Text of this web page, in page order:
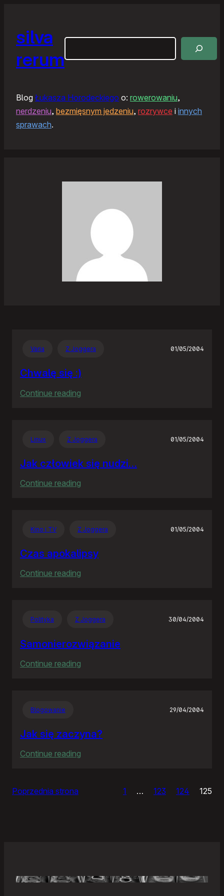
silva
rerum
Blog Łukasza Horodeckiego o: rowerowaniu,
nerdzeniu, bezmięsnym jedzeniu, rozrywce i innych
sprawach.
Varia Z Joggera 01/05/2004
Chwalę się :)
Continue reading
Linux Z Joggera 01/05/2004
Jak człowiek się nudzi…
Continue reading
nudzi…
Kino i TV Z Joggera 01/05/2004
Czas apokalipsy
Continue reading
Polityka Z Joggera 30/04/2004
Samonierozwiązanie
Continue reading
Blogowanie 29/04/2004
Jak się zaczyna?
Continue reading
Poprzednia strona 1 … 123 124 125